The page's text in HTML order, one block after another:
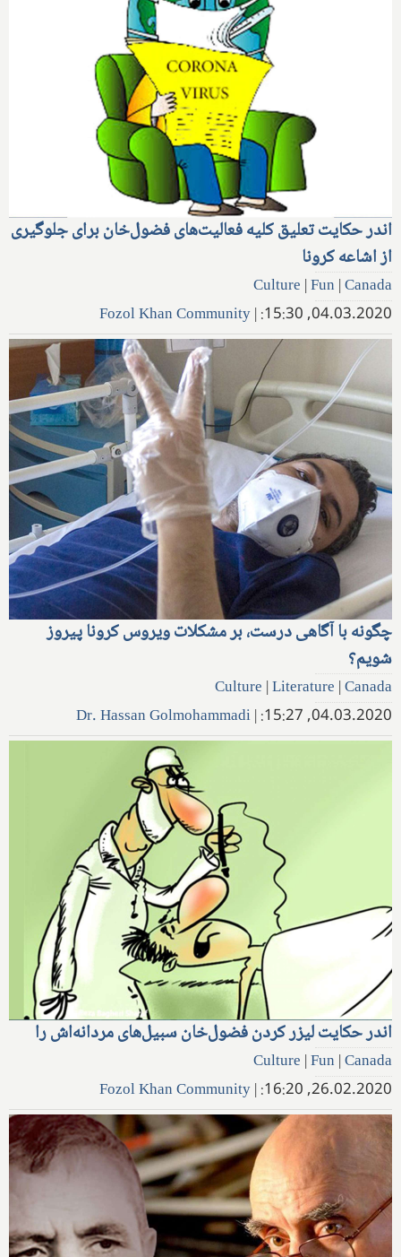
اندر حکایت تعلیق کلیه فعالیت‌های فضول‌خان برای جلوگیری
از اشاعه کرونا
Culture |Fun |Canada
04.03.2020, 15:30:
|
Fozol Khan Community
چگونه با آگاهی درست، بر مشکلات ویروس کرونا پیروز
شویم؟
Culture |Literature |Canada
04.03.2020, 15:27:
|
Dr. Hassan Golmohammadi
اندر حکایت لیزر کردن فضول‌خان سبیل‌های مردانه‌اش را
Culture |Fun |Canada
26.02.2020, 16:20:
|
Fozol Khan Community